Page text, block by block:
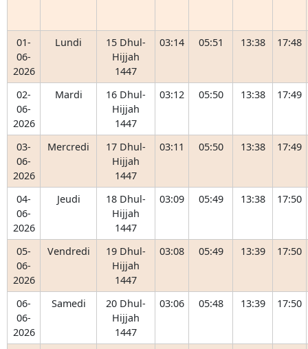
01-
06-
2026
Lundi
15 Dhul-
Hijjah
1447
03:14 05:51 13:38 17:48
02-
06-
2026
Mardi
16 Dhul-
Hijjah
1447
03:12 05:50 13:38 17:49
03-
06-
2026
Mercredi
17 Dhul-
Hijjah
1447
03:11 05:50 13:38 17:49
04-
06-
2026
Jeudi
18 Dhul-
Hijjah
1447
03:09 05:49 13:38 17:50
05-
06-
2026
Vendredi
19 Dhul-
Hijjah
1447
03:08 05:49 13:39 17:50
06-
06-
2026
Samedi
20 Dhul-
Hijjah
1447
03:06 05:48 13:39 17:50